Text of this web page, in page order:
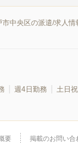
中央区の派遣/求人
週4日勤務 土日
要 掲載のお問い合